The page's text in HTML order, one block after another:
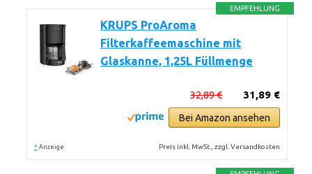
EMPFEHLUNG
KRUPS ProAroma
Filterkaffeemaschine mit
Glaskanne, 1,25L Füllmenge
31,89 €
32,89 €
Bei Amazon ansehen
* Anzeige Preis inkl. MwSt., zzgl. Versandkosten